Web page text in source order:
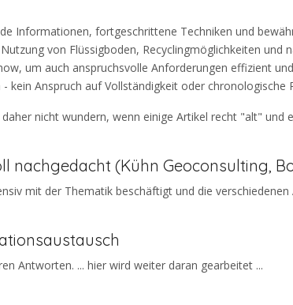
Informationen, fortgeschrittene Techniken und
von Flüssigboden, Recyclingmöglichkeiten und
um auch anspruchsvolle Anforderungen effizient
Anspruch auf Vollständigkeit oder chronologische
nicht wundern, wenn einige Artikel recht "alt" und
nachgedacht (Kühn Geoconsulting,
mit der Thematik beschäftigt und die verschiedenen
Antworten. ... hier wird weiter daran gearbeitet ...